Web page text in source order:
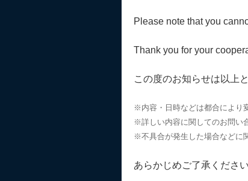
Please note that you
Thank you for your
この度のお知らせは以上
※内容・日時などは都合により
※詳しい内容に関してのお問い
※不具合が発生した場合などに
あらかじめご了承ください